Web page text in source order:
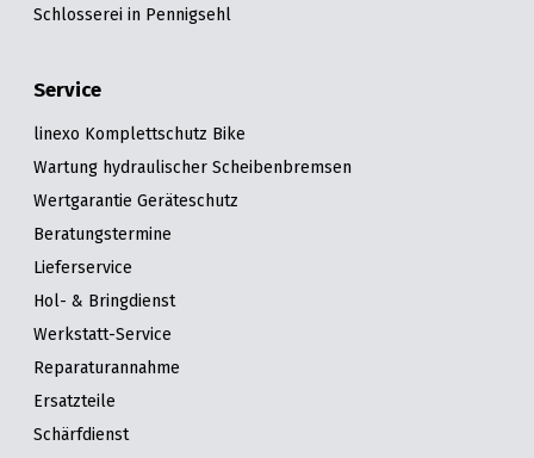
Schlosserei in Pennigsehl
Service
linexo Komplettschutz Bike
Wartung hydraulischer Scheibenbremsen
Wertgarantie Geräteschutz
Beratungstermine
Lieferservice
Hol- & Bringdienst
Werkstatt-Service
Reparaturannahme
Ersatzteile
Schärfdienst